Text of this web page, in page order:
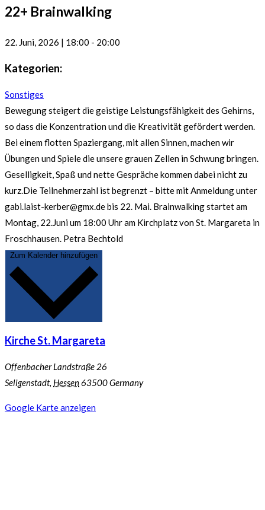
22+ Brainwalking
22. Juni, 2026 | 18:00 - 20:00
Kategorien:
Sonstiges
Bewegung steigert die geistige Leistungsfähigkeit des Gehirns,
so dass die Konzentration und die Kreativität gefördert werden.
Bei einem flotten Spaziergang, mit allen Sinnen, machen wir
Übungen und Spiele die unsere grauen Zellen in Schwung bringen.
Geselligkeit, Spaß und nette Gespräche kommen dabei nicht zu
kurz.Die Teilnehmerzahl ist begrenzt – bitte mit Anmeldung unter
gabi.laist-kerber@gmx.de bis 22. Mai. Brainwalking startet am
Montag, 22.Juni um 18:00 Uhr am Kirchplatz von St. Margareta in
Froschhausen. Petra Bechtold
Kirche St. Margareta
Offenbacher Landstraße 26
Seligenstadt, Hessen63500Germany
Google Karte anzeigen